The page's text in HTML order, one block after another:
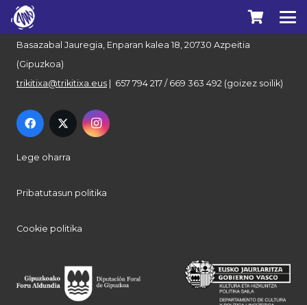
Euskal Herriko Trikitixa Elkartea
Basazabal Jauregia, Enparan kalea 18, 20730 Azpeitia
(Gipuzkoa)
trikitixa@trikitixa.eus | 657 794 217 / 669 363 492 (goizez soilik)
Lege oharra
Pribatutasun politika
Cookie politika